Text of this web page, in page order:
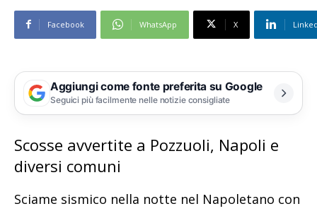
Facebook WhatsApp X
Aggiungi come fonte preferita su Google
Seguici più facilmente nelle notizie consigliate
Scosse avvertite a Pozzuoli, Napoli e
diversi comuni
Sciame sismico nella notte nel Napoletano con